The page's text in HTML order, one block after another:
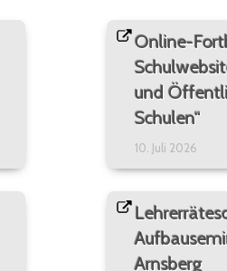
Online-
und
Schulen“
10. Juli 2026
Arnsberg